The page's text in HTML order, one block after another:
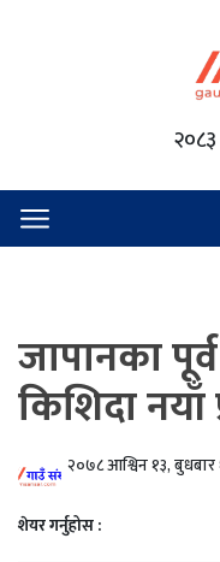
जापानका
किशिदा नयाँ
२०७८ आश्विन १३,
शेयर गर्नुहोस :